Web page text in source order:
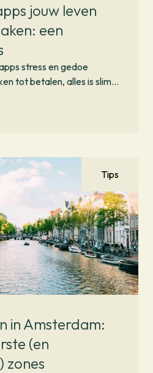
jouw leven
een
stress en gedoe
tot betalen, alles is slim
Tips
in Amsterdam:
(en
zones